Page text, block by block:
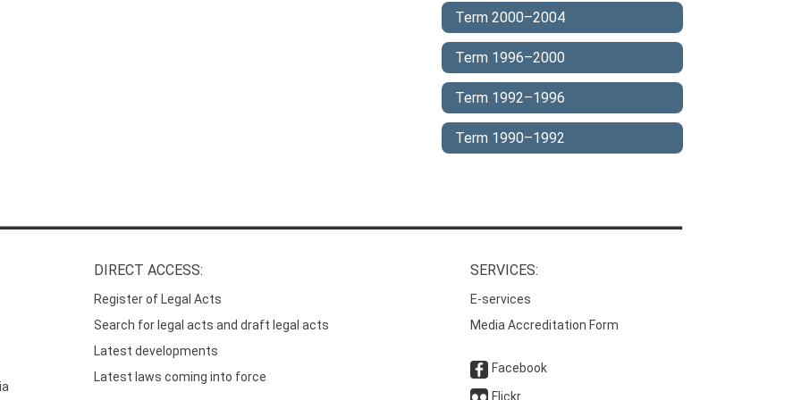
Term 2000–2004
Term 1996–2000
Term 1992–1996
Term 1990–1992
DIRECT ACCESS:
Register of Legal Acts
Search for legal acts and draft legal acts
Latest developments
Latest laws coming into force
SERVICES:
E-services
Media Accreditation Form
Facebook
Flickr